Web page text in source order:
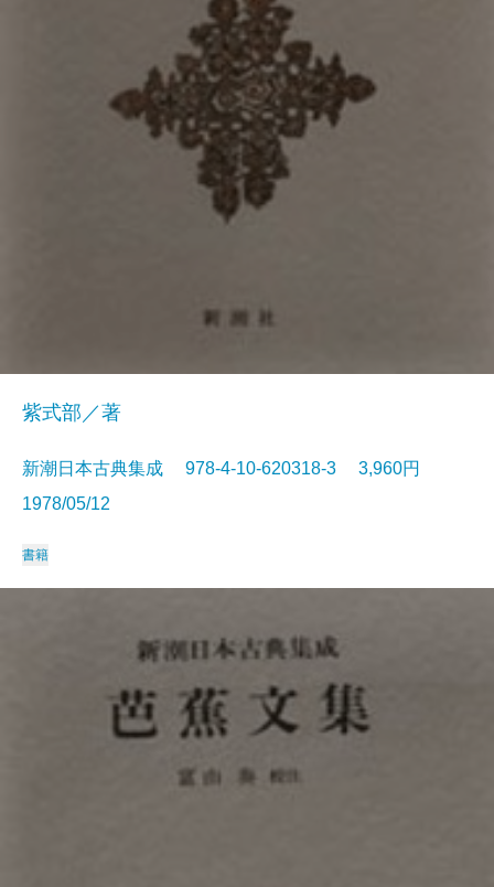
紫式部／著
新潮日本古典集成 978-4-10-620318-3 3,960円
1978/05/12
書籍